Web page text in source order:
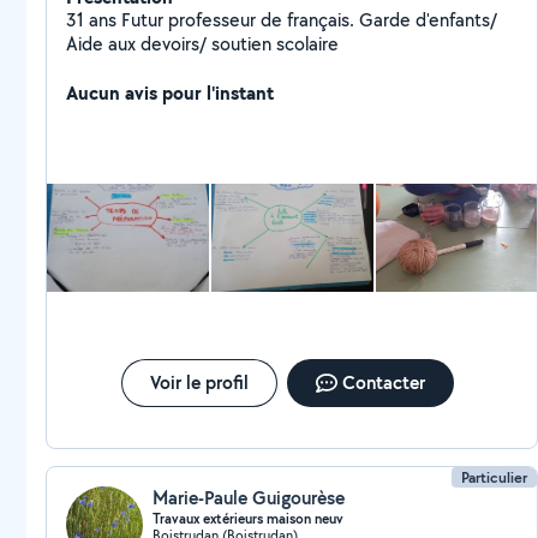
31 ans Futur professeur de français. Garde d'enfants/
Aide aux devoirs/ soutien scolaire
Aucun avis pour l'instant
Voir le profil Contacter
Particulier
Marie-Paule Guigourèse
Travaux extérieurs maison neuv